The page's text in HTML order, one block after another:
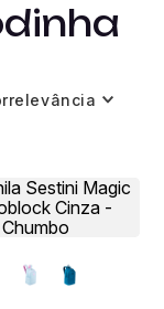
relevância